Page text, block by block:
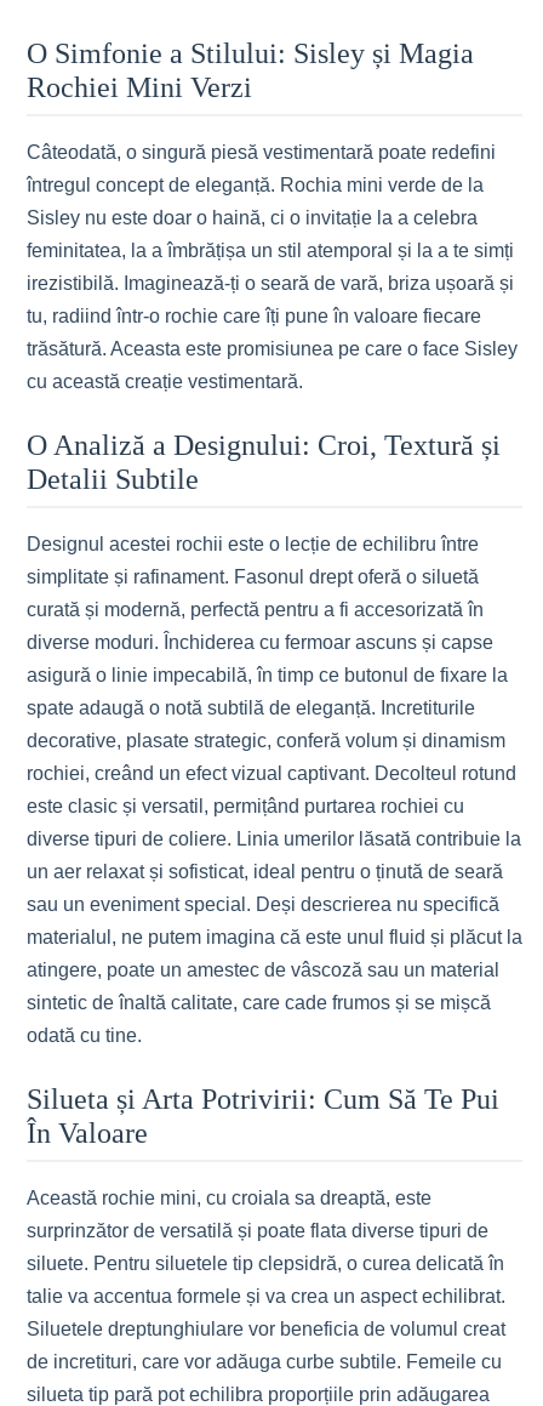
O Simfonie a Stilului: Sisley și Magia
Rochiei Mini Verzi
Câteodată, o singură piesă vestimentară poate redefini
întregul concept de eleganță. Rochia mini verde de la
Sisley nu este doar o haină, ci o invitație la a celebra
feminitatea, la a îmbrățișa un stil atemporal și la a te simți
irezistibilă. Imaginează-ți o seară de vară, briza ușoară și
tu, radiind într-o rochie care îți pune în valoare fiecare
trăsătură. Aceasta este promisiunea pe care o face Sisley
cu această creație vestimentară.
O Analiză a Designului: Croi, Textură și
Detalii Subtile
Designul acestei rochii este o lecție de echilibru între
simplitate și rafinament. Fasonul drept oferă o siluetă
curată și modernă, perfectă pentru a fi accesorizată în
diverse moduri. Închiderea cu fermoar ascuns și capse
asigură o linie impecabilă, în timp ce butonul de fixare la
spate adaugă o notă subtilă de eleganță. Incretiturile
decorative, plasate strategic, conferă volum și dinamism
rochiei, creând un efect vizual captivant. Decolteul rotund
este clasic și versatil, permițând purtarea rochiei cu
diverse tipuri de coliere. Linia umerilor lăsată contribuie la
un aer relaxat și sofisticat, ideal pentru o ținută de seară
sau un eveniment special. Deși descrierea nu specifică
materialul, ne putem imagina că este unul fluid și plăcut la
atingere, poate un amestec de vâscoză sau un material
sintetic de înaltă calitate, care cade frumos și se mișcă
odată cu tine.
Silueta și Arta Potrivirii: Cum Să Te Pui
În Valoare
Această rochie mini, cu croiala sa dreaptă, este
surprinzător de versatilă și poate flata diverse tipuri de
siluete. Pentru siluetele tip clepsidră, o curea delicată în
talie va accentua formele și va crea un aspect echilibrat.
Siluetele dreptunghiulare vor beneficia de volumul creat
de incretituri, care vor adăuga curbe subtile. Femeile cu
silueta tip pară pot echilibra proporțiile prin adăugarea